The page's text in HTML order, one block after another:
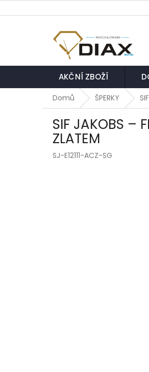
na
AKČNÍ ZBOŽÍ
Domů ŠPERKY
SIF JAKOBS –
ZLATEM
SJ-E12111-ACZ-SG